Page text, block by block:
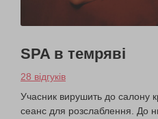
SPA в темряві
28 відгуків
Учасник вирушить до салону
сеанс для розслаблення. До